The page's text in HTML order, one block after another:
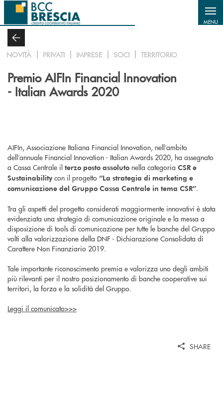
Salta al contenuto principale
MENU
NOVITÀ PRIVATI IMPRESE SOCI TERRITORIO
Premio AIFIn Financial Innovation
- Italian Awards 2020
AIFIn, Associazione Italiana Financial Innovation, nell’ambito
dell’annuale Financial Innovation - Italian Awards 2020, ha assegnato
a Cassa Centrale il terzo posto assoluto nella categoria CSR e
Sustainability con il progetto “La strategia di marketing e
comunicazione del Gruppo Cassa Centrale in tema CSR”.
Tra gli aspetti del progetto considerati maggiormente innovativi è stata
evidenziata una strategia di comunicazione originale e la messa a
disposizione di tools di comunicazione per tutte le banche del Gruppo
volti alla valorizzazione della DNF - Dichiarazione Consolidata di
Carattere Non Finanziario 2019.
Tale importante riconoscimento premia e valorizza uno degli ambiti
più rilevanti per il nostro posizionamento di banche cooperative sui
territori, la forza e la solidità del Gruppo.
Leggi il comunicato>>>
SHARE